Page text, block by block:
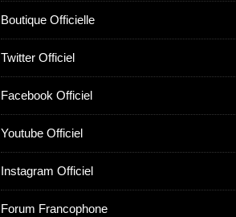
Boutique Officielle
Twitter Officiel
Facebook Officiel
Youtube Officiel
Instagram Officiel
Forum Francophone